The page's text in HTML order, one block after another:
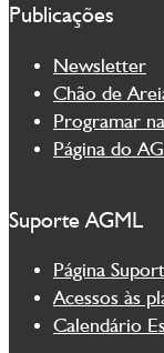
Publicações
Newsletter
Chão de
Programar
Página do
Suporte AGML
Página
Acessos às
Calendário